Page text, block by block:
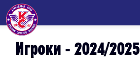
Игроки - 2024/2025